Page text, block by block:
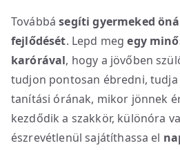
Továbbásegíti gyermeked
fejlődését. Lepd megegy
karórával, hogy a jövőben
tudjon pontosan ébredni, tudja
tanítási órának, mikor jönnek
kezdődik a szakkör, különóra
észrevétlenül sajátíthassa el